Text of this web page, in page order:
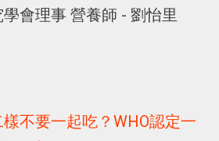
會理事 營養師 - 劉怡里
樣不要一起吃？WHO認定一